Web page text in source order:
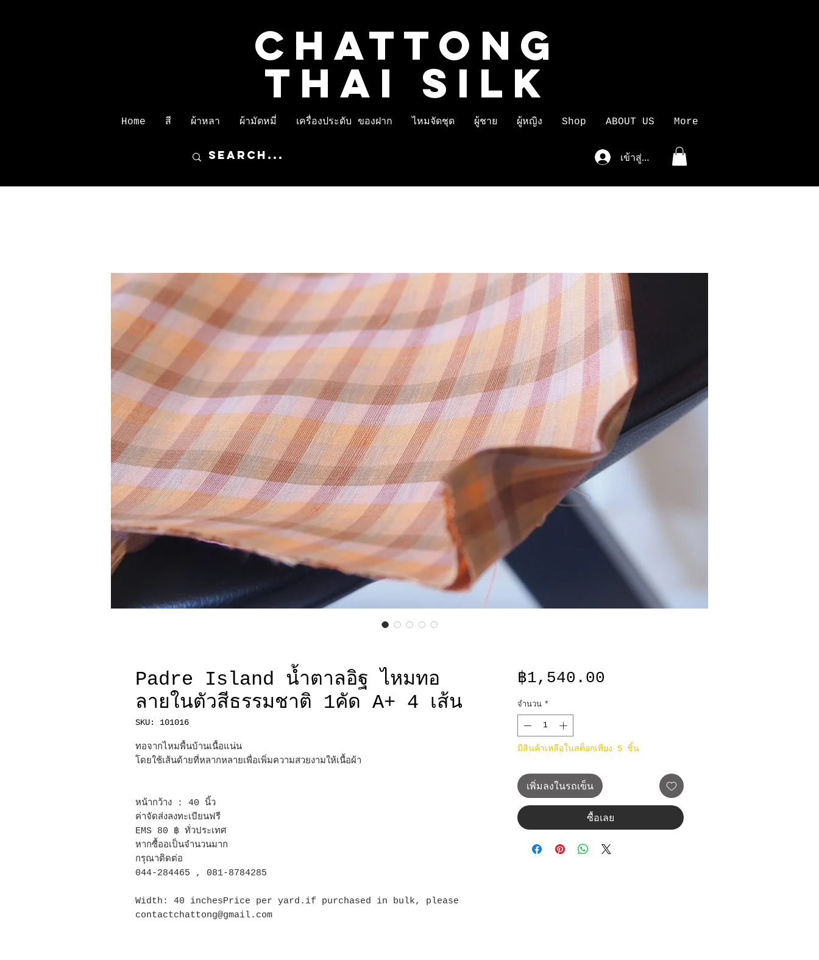
CHATTONG
THAI SILK
Home สี ผ้าหลา ผ้ามัดหมี่ เครื่องประดับ ของฝาก ไหมจัดชุด ผู้ชาย ผู้หญิง Shop ABOUT US More
เข้าสู่ระบบ
Padre Island น้ำตาลอิฐ ไหมทอ
ลายในตัวสีธรรมชาติ 1คัด A+ 4 เส้น
SKU: 101016
ทอจากไหมพื้นบ้านเนื้อแน่น
โดยใช้เส้นด้ายที่หลากหลายเพื่อเพิ่มความสวยงามให้เนื้อผ้า
หน้ากว้าง : 40 นิ้ว
ค่าจัดส่งลงทะเบียนฟรี
EMS 80 ฿ ทั่วประเทศ
หากซื้ออเป็นจำนวนมาก
กรุณาติดต่อ
044-284465 , 081-8784285
Width: 40 inchesPrice per yard.if purchased in bulk, please
contactchattong@gmail.com
฿1,540.00
จำนวน *
มีสินค้าเหลือในสต็อกเพียง 5 ชิ้น
เพิ่มลงในรถเข็น
ซื้อเลย